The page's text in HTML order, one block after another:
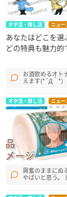
オタ活・推し活 ニュー
あなたはどこを選
どの特典も魅力的
お酒飲めるオト
えます(*´Д｀*)
オタ活・推し活 ニュー
興奮のままにぬ
やばいと思う。